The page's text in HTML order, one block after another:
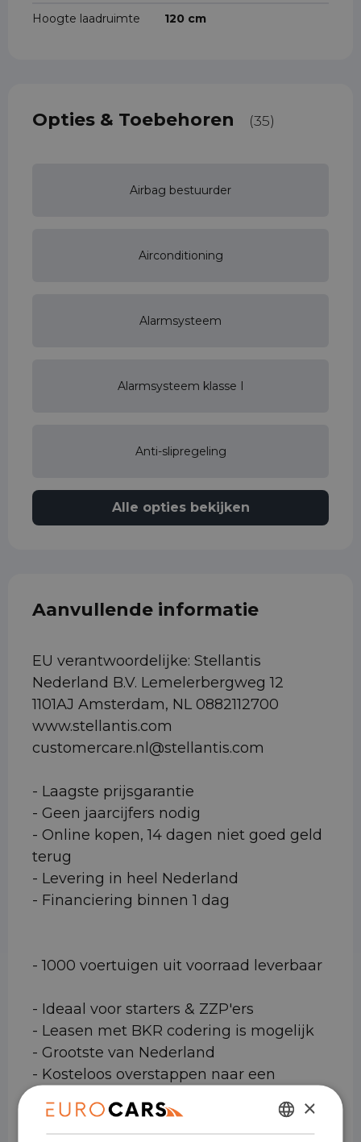
Hoogte laadruimte 120 cm
Opties & Toebehoren (35)
Airbag bestuurder
Airconditioning
Alarmsysteem
Alarmsysteem klasse I
Anti-slipregeling
Alle opties bekijken
Aanvullende informatie
EU verantwoordelijke: Stellantis
Nederland B.V. Lemelerbergweg 12
1101AJ Amsterdam, NL 0882112700
www.stellantis.com
customercare.nl@stellantis.com
- Laagste prijsgarantie
- Geen jaarcijfers nodig
- Online kopen, 14 dagen niet goed geld
terug
- Levering in heel Nederland
- Financiering binnen 1 dag
- 1000 voertuigen uit voorraad leverbaar
- Ideaal voor starters & ZZP'ers
- Leasen met BKR codering is mogelijk
- Grootste van Nederland
- Kosteloos overstappen naar een
DUTCH
×